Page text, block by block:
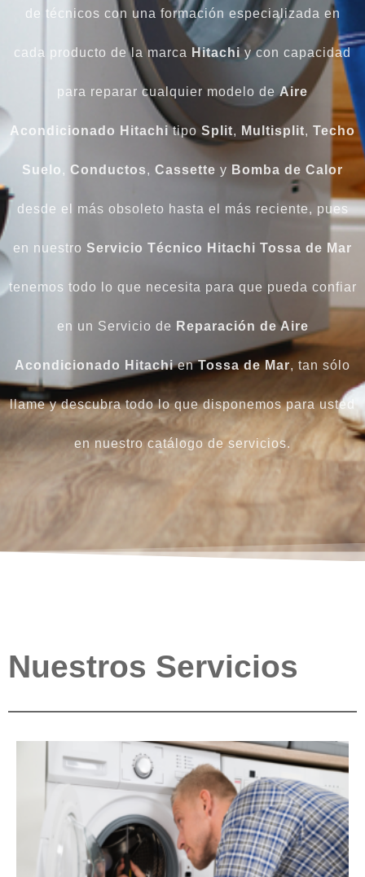
de técnicos con una formación especializada en
cada producto de la marca Hitachiy con capacidad
para reparar cualquier modelo deAire
Acondicionado Hitachitipo Split, Multisplit, Techo
Suelo , Conductos, Cassette y Bomba de Calor
desde el más obsoleto hasta el más reciente, pues
en nuestro Servicio Técnico Hitachi Tossa de Mar
tenemos todo lo que necesita para que pueda confiar
en un Servicio de Reparación de Aire
Acondicionado HitachienTossa de Mar, tan sólo
llame y descubra todo lo que disponemos para usted
en nuestro catálogo de servicios.
Nuestros Servicios